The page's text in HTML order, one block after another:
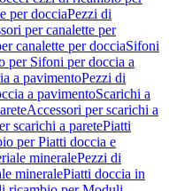
per docciaPezzi di
per canalette per
canalette per docciaSifoni
per Sifoni per doccia a
a pavimentoPezzi di
a pavimentoScarichi a
Accessori per scarichi a
scarichi a paretePiatti
per Piatti doccia e
mineralePezzi di
mineralePiatti doccia in